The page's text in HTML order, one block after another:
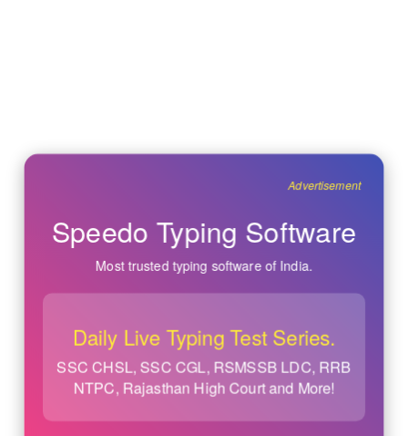
Advertisement
Speedo Typing Software
Most trusted typing software of India.
Daily Live Typing Test Series.
SSC CHSL, SSC CGL, RSMSSB LDC, RRB
NTPC, Rajasthan High Court and More!